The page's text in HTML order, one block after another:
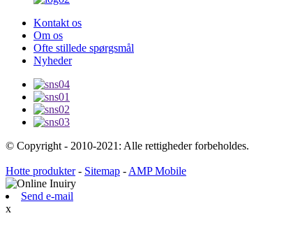
Kontakt os
Om os
Ofte stillede spørgsmål
Nyheder
© Copyright - 2010-2021: Alle rettigheder forbeholdes.
Hotte produkter- Sitemap - AMP Mobile
Send e-mail
x